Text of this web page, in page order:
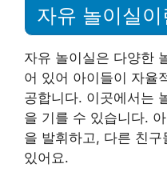
자유 놀이실이
자유 놀이실은 다양한
어 있어 아이들이 자율
공합니다. 이곳에서는
을 기를 수 있습니다.
을 발휘하고, 다른 친
있어요.